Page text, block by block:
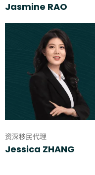
Jasmine RAO
资深移民代理
Jessica ZHANG